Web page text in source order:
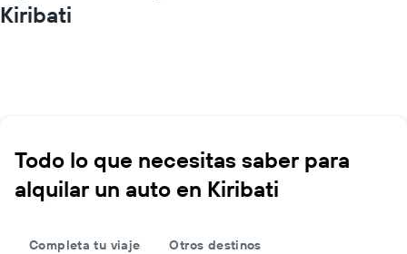
Kiribati
Todo lo que necesitas saber para
alquilar un auto en Kiribati
Completa tu viaje Otros destinos